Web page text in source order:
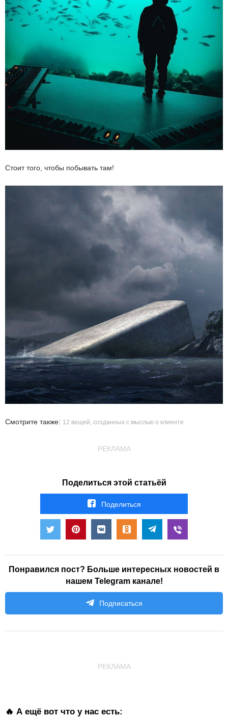
Стоит того, чтобы побывать там!
Смотрите также: 12 вещей, созданных с мыслью о клиенте
РЕКЛАМА
Поделиться этой статьёй
Поделиться
Понравился пост? Больше интересных новостей в
нашем Telegram канале!
Подписаться
РЕКЛАМА
🔥 А ещё вот что у нас есть: